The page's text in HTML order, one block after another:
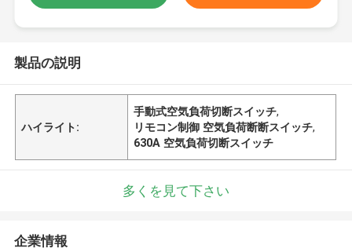
製品の説明
ハイライト:
手動式空気負荷切断スイッチ,
リモコン制御 空気負荷断断スイッチ,
630A 空気負荷切断スイッチ
多くを見て下さい
企業情報